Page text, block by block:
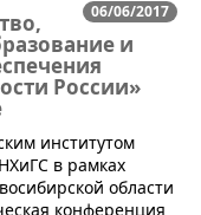
06/06/2017
и
России»
институтом
в рамках
области
конференция